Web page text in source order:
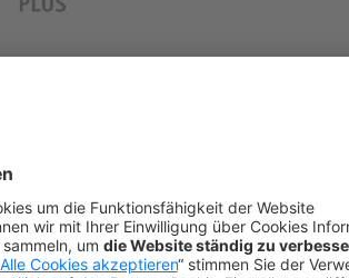
AUF VERGLEICHSLISTE SETZEN
MEHR DAZU